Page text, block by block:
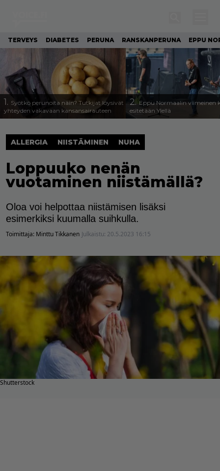
TERVEYS DIABETES PERUNA RANSKANPERUNA EPPU
1. Syötkö perunoita näin? Tutkijat löysivät
yhteyden vakavaan kansansairauteen
2. Eppu Normaalin viimeinen
esitetään Ylellä
ALLERGIA NIISTÄMINEN NUHA
Loppuuko nenän
vuotaminen niistämällä?
Oloa voi helpottaa niistämisen lisäksi
esimerkiksi kuumalla suihkulla.
Toimittaja: Minttu Tikkanen Julkaistu: 20.5.2023 16:15
Shutterstock